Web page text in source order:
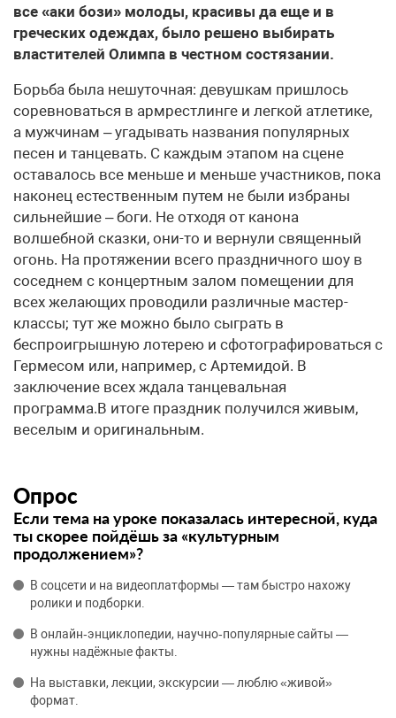
все «аки бози» молоды, красивы да еще и в
греческих одеждах, было решено выбирать
властителей Олимпа в честном состязании.
Борьба была нешуточная: девушкам пришлось
соревноваться в армрестлинге и легкой атлетике,
а мужчинам – угадывать названия популярных
песен и танцевать. С каждым этапом на сцене
оставалось все меньше и меньше участников, пока
наконец естественным путем не были избраны
сильнейшие – боги. Не отходя от канона
волшебной сказки, они-то и вернули священный
огонь. На протяжении всего праздничного шоу в
соседнем с концертным залом помещении для
всех желающих проводили различные мастер-
классы; тут же можно было сыграть в
беспроигрышную лотерею и сфотографироваться с
Гермесом или, например, с Артемидой. В
заключение всех ждала танцевальная
программа.В итоге праздник получился живым,
веселым и оригинальным.
Опрос
Если тема на уроке показалась интересной, куда
ты скорее пойдёшь за «культурным
продолжением»?
В соцсети и на видеоплатформы — там быстро нахожу
ролики и подборки.
В онлайн‑энциклопедии, научно‑популярные сайты —
нужны надёжные факты.
На выставки, лекции, экскурсии — люблю «живой»
формат.